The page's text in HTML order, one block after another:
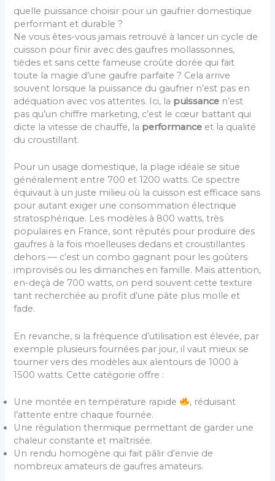
quelle puissance choisir pour un gaufrier domestique
performant et durable ?
Ne vous êtes-vous jamais retrouvé à lancer un cycle de
cuisson pour finir avec des gaufres mollassonnes,
tièdes et sans cette fameuse croûte dorée qui fait
toute la magie d’une gaufre parfaite ? Cela arrive
souvent lorsque la puissance du gaufrier n’est pas en
adéquation avec vos attentes. Ici, la puissance n’est
pas qu’un chiffre marketing, c’est le cœur battant qui
dicte la vitesse de chauffe, la performance et la qualité
du croustillant.
Pour un usage domestique, la plage idéale se situe
généralement entre 700 et 1200 watts. Ce spectre
équivaut à un juste milieu où la cuisson est efficace sans
pour autant exiger une consommation électrique
stratosphérique. Les modèles à 800 watts, très
populaires en France, sont réputés pour produire des
gaufres à la fois moelleuses dedans et croustillantes
dehors — c’est un combo gagnant pour les goûters
improvisés ou les dimanches en famille. Mais attention,
en-deçà de 700 watts, on perd souvent cette texture
tant recherchée au profit d’une pâte plus molle et
fade.
En revanche, si la fréquence d’utilisation est élevée, par
exemple plusieurs fournées par jour, il vaut mieux se
tourner vers des modèles aux alentours de 1000 à
1500 watts. Cette catégorie offre :
Une montée en température rapide
, réduisant
l’attente entre chaque fournée.
Une régulation thermique permettant de garder une
chaleur constante et maîtrisée.
Un rendu homogène qui fait pâlir d’envie de
nombreux amateurs de gaufres amateurs.